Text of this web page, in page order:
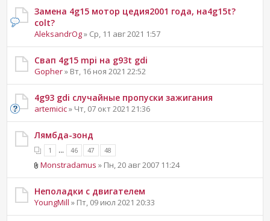
Замена 4g15 мотор цедия2001 года, на4g15t?
colt?
AleksandrOg» Ср, 11 авг 2021 1:57
Свап 4g15 mpi на g93t gdi
Gopher» Вт, 16 ноя 2021 22:52
4g93 gdi случайные пропуски зажигания
artemicic» Чт, 07 окт 2021 21:36
Лямбда-зонд
1 ... 46 47 48
Monstradamus » Пн, 20 авг 2007 11:24
Неполадки с двигателем
YoungMill » Пт, 09 июл 2021 20:33